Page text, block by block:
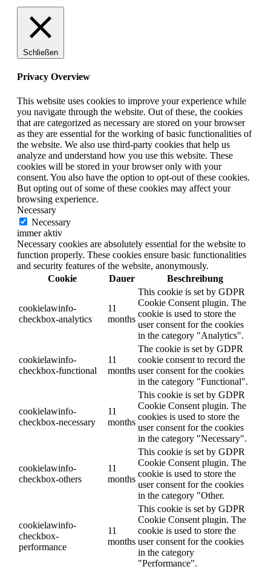
Schließen
Privacy Overview
This website uses cookies to improve your experience while
you navigate through the website. Out of these, the cookies
that are categorized as necessary are stored on your browser
as they are essential for the working of basic functionalities of
the website. We also use third-party cookies that help us
analyze and understand how you use this website. These
cookies will be stored in your browser only with your
consent. You also have the option to opt-out of these cookies.
But opting out of some of these cookies may affect your
browsing experience.
Necessary
Necessary
immer aktiv
Necessary cookies are absolutely essential for the website to
function properly. These cookies ensure basic functionalities
and security features of the website, anonymously.
Cookie
Dauer Beschreibung
cookielawinfo-
checkbox-analytics
11
months
This cookie is set by GDPR
Cookie Consent plugin. The
cookie is used to store the
user consent for the cookies
in the category "Analytics".
cookielawinfo-
checkbox-functional
11
months
The cookie is set by GDPR
cookie consent to record the
user consent for the cookies
in the category "Functional".
cookielawinfo-
checkbox-necessary
11
months
This cookie is set by GDPR
Cookie Consent plugin. The
cookies is used to store the
user consent for the cookies
in the category "Necessary".
cookielawinfo-
checkbox-others
11
months
This cookie is set by GDPR
Cookie Consent plugin. The
cookie is used to store the
user consent for the cookies
in the category "Other.
cookielawinfo-
checkbox-
performance
11
months
This cookie is set by GDPR
Cookie Consent plugin. The
cookie is used to store the
user consent for the cookies
in the category
"Performance".